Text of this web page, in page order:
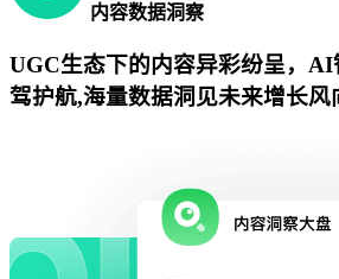
内容数据洞察
UGC生态下的内容异彩纷呈，
驾护航,海量数据洞见未来增长风